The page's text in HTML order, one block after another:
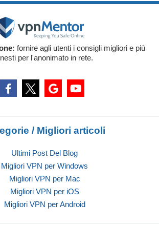
fornire agli utenti i consigli migliori e più
per l'anonimato in rete.
/ Migliori articoli
Ultimi Post Del Blog
Migliori VPN per Windows
Migliori VPN per Mac
Migliori VPN per iOS
Migliori VPN per Android